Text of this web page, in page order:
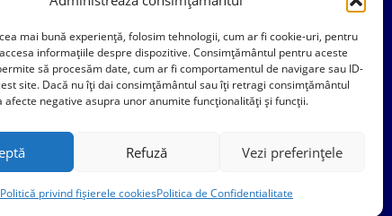
mai bună experiență, folosim tehnologii, cum ar fi cookie-uri, pentru
informațiile despre dispozitive. Consimțământul pentru aceste
să procesăm date, cum ar fi comportamentul de navigare sau ID-
site. Dacă nu îți dai consimțământul sau îți retragi consimțământul
afecte negative asupra unor anumite funcționalități și funcții.
Refuză Vezi preferințele
Politică privind fișierele cookiesPolitica de Confidentialitate
Politica de Confidentialitate Politica Cookies